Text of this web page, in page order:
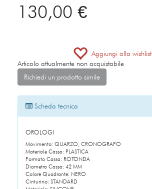
130,00 €
Aggiungi alla wishlist
Articolo attualmente non acquistabile
Richiedi un prodotto simile
Scheda tecnica
OROLOGI
Movimento: QUARZO, CRONOGRAFO
Materiale Cassa: PLASTICA
Formato Cassa: ROTONDA
Diametro Cassa: 42 MM
Colore Quadrante: NERO
Cinturino: STANDARD